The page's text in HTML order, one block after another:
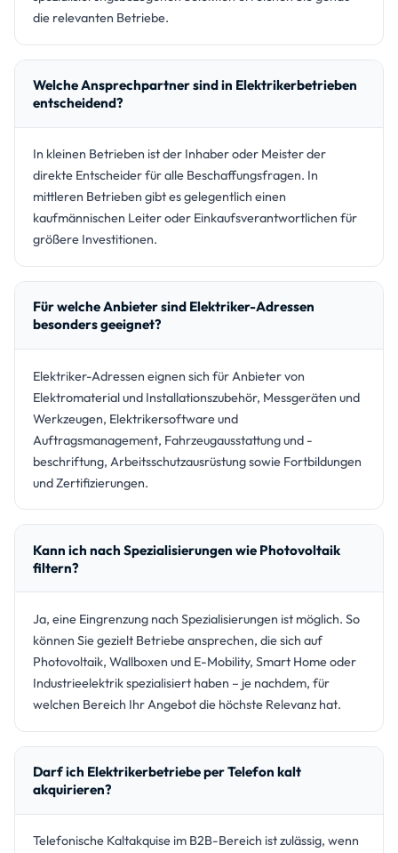
die relevanten Betriebe.
Welche Ansprechpartner sind in Elektrikerbetrieben
entscheidend?
In kleinen Betrieben ist der Inhaber oder Meister der
direkte Entscheider für alle Beschaffungsfragen. In
mittleren Betrieben gibt es gelegentlich einen
kaufmännischen Leiter oder Einkaufsverantwortlichen für
größere Investitionen.
Für welche Anbieter sind Elektriker-Adressen
besonders geeignet?
Elektriker-Adressen eignen sich für Anbieter von
Elektromaterial und Installationszubehör, Messgeräten und
Werkzeugen, Elektrikersoftware und
Auftragsmanagement, Fahrzeugausstattung und -
beschriftung, Arbeitsschutzausrüstung sowie Fortbildungen
und Zertifizierungen.
Kann ich nach Spezialisierungen wie Photovoltaik
filtern?
Ja, eine Eingrenzung nach Spezialisierungen ist möglich. So
können Sie gezielt Betriebe ansprechen, die sich auf
Photovoltaik, Wallboxen und E-Mobility, Smart Home oder
Industrieelektrik spezialisiert haben – je nachdem, für
welchen Bereich Ihr Angebot die höchste Relevanz hat.
Darf ich Elektrikerbetriebe per Telefon kalt
akquirieren?
Telefonische Kaltakquise im B2B-Bereich ist zulässig, wenn